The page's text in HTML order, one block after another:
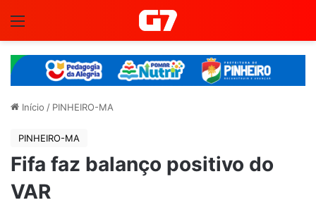
Início / PINHEIRO-MA
PINHEIRO-MA
Fifa faz balanço positivo do
VAR